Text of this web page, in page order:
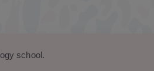
school.